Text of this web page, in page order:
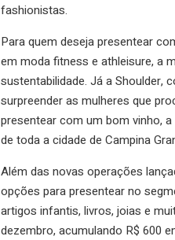
fashionistas.
Para quem deseja presentear
em moda fitness e athleisure, a
sustentabilidade. Já a Shoulder,
surpreender as mulheres que
presentear com um bom vinho,
de toda a cidade de Campina
Além das novas operações
opções para presentear no
artigos infantis, livros, joias e
dezembro, acumulando R$ 600